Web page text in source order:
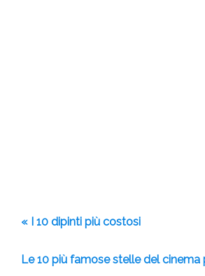
« I 10 dipinti più costosi
Le 10 più famose stelle del cinema